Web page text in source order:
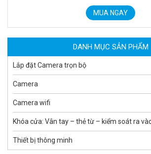
DANH MỤC SẢN PHẨM
Lắp đặt Camera trọn bộ
Camera
Camera wifi
Khóa cửa: Vân tay – thẻ từ – kiểm soát ra
Thiết bị thông minh
MUA NGAY
Camera tích hợp đầu báo nhiệt 4MP